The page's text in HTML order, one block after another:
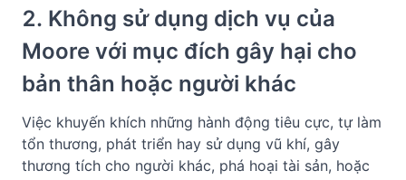
2. Không sử dụng dịch vụ của
Moore với mục đích gây hại cho
bản thân hoặc người khác
Việc khuyến khích những hành động tiêu cực, tự làm
tổn thương, phát triển hay sử dụng vũ khí, gây
thương tích cho người khác, phá hoại tài sản, hoặc